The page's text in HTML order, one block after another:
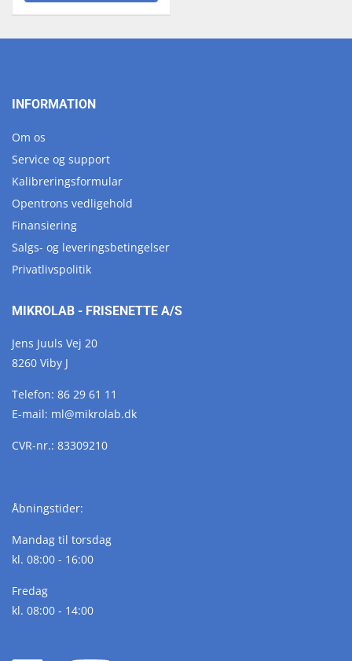
INFORMATION
Om os
Service og support
Kalibreringsformular
Opentrons vedligehold
Finansiering
Salgs- og leveringsbetingelser
Privatlivspolitik
MIKROLAB - FRISENETTE A/S
Jens Juuls Vej 20
8260 Viby J
Telefon: 86 29 61 11
E-mail: ml@mikrolab.dk
CVR-nr.: 83309210
Åbningstider:
Mandag til torsdag
kl. 08:00 - 16:00
Fredag
kl. 08:00 - 14:00